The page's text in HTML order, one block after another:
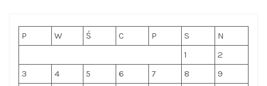
P W Ś C P S
N
1
2
3
4 5 6 7 8
9